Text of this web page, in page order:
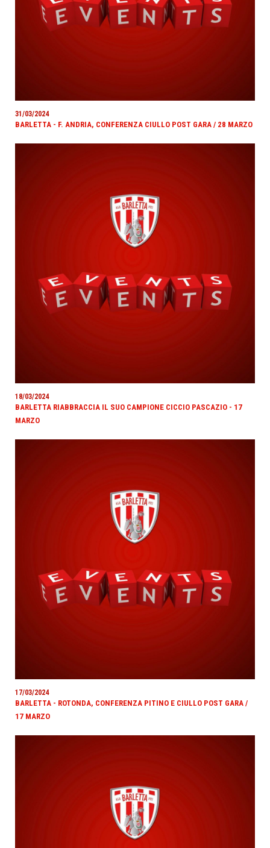
31/03/2024
BARLETTA - F. ANDRIA, CONFERENZA CIULLO POST GARA / 28 MARZO
18/03/2024
BARLETTA RIABBRACCIA IL SUO CAMPIONE CICCIO PASCAZIO - 17
MARZO
17/03/2024
BARLETTA - ROTONDA, CONFERENZA PITINO E CIULLO POST GARA /
17 MARZO